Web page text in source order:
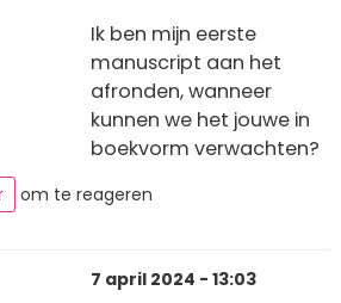
Ik ben mijn eerste
manuscript aan het
afronden, wanneer
kunnen we het jouwe in
boekvorm verwachten?
om te reageren
7 april 2024 - 13:03